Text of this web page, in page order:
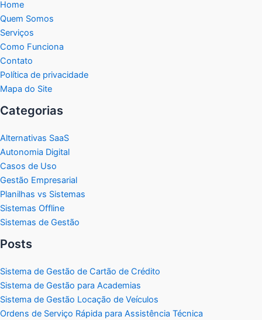
Home
Quem Somos
Serviços
Como Funciona
Contato
Política de privacidade
Mapa do Site
Categorias
Alternativas SaaS
Autonomia Digital
Casos de Uso
Gestão Empresarial
Planilhas vs Sistemas
Sistemas Offline
Sistemas de Gestão
Posts
Sistema de Gestão de Cartão de Crédito
Sistema de Gestão para Academias
Sistema de Gestão Locação de Veículos
Ordens de Serviço Rápida para Assistência Técnica